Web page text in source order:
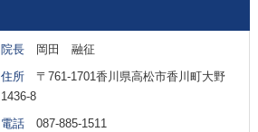
院長岡田 融征
住所〒761-1701香川県高松市香川町大野
1436-8
電話087-885-1511